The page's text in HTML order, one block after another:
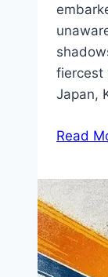
fiercest
Japan,
Read